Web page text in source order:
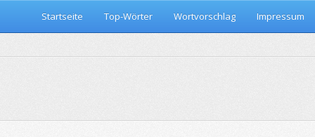
Startseite Top-Wörter Wortvorschlag Impressum